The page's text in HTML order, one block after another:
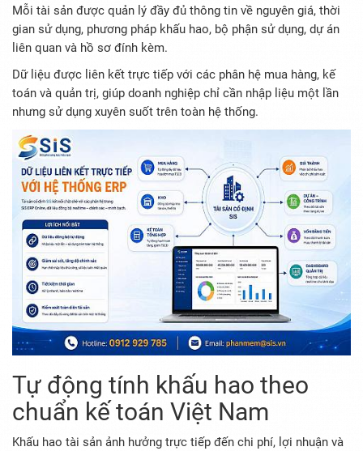
Mỗi tài sản được quản lý đầy đủ thông tin về nguyên giá, thời
gian sử dụng, phương pháp khấu hao, bộ phận sử dụng, dự án
liên quan và hồ sơ đính kèm.
Dữ liệu được liên kết trực tiếp với các phân hệ mua hàng, kế
toán và quản trị, giúp doanh nghiệp chỉ cần nhập liệu một lần
nhưng sử dụng xuyên suốt trên toàn hệ thống.
Tự động tính khấu hao theo
chuẩn kế toán Việt Nam
Khấu hao tài sản ảnh hưởng trực tiếp đến chi phí, lợi nhuận và